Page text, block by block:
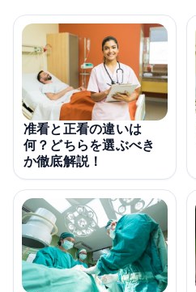
准看と正看の違いは
何？どちらを選ぶべき
か徹底解説！